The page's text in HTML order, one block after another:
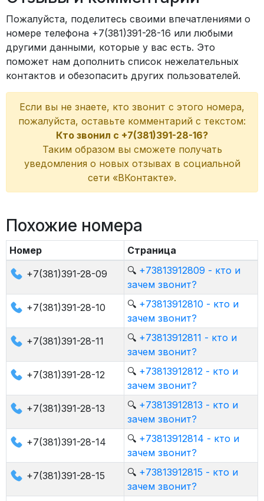
Пожалуйста, поделитесь своими впечатлениями о
номере телефона +7(381)391-28-16 или любыми
другими данными, которые у вас есть. Это
поможет нам дополнить список нежелательных
контактов и обезопасить других пользователей.
Если вы не знаете, кто звонит с этого номера,
пожалуйста, оставьте комментарий с текстом:
Кто звонил с +7(381)391-28-16?
Таким образом вы сможете получать
уведомления о новых отзывах в социальной
сети «ВКонтакте».
Похожие номера
Номер
Страница
+7(381)391-28-09
🔍 +73813912809 - кто и
зачем звонит?
+7(381)391-28-10
🔍 +73813912810 - кто и
зачем звонит?
+7(381)391-28-11
🔍 +73813912811 - кто и
зачем звонит?
+7(381)391-28-12
🔍 +73813912812 - кто и
зачем звонит?
+7(381)391-28-13
🔍 +73813912813 - кто и
зачем звонит?
+7(381)391-28-14
🔍 +73813912814 - кто и
зачем звонит?
+7(381)391-28-15
🔍 +73813912815 - кто и
зачем звонит?